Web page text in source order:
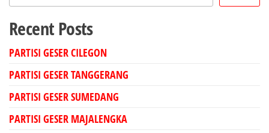
Recent Posts
PARTISI GESER CILEGON
PARTISI GESER TANGGERANG
PARTISI GESER SUMEDANG
PARTISI GESER MAJALENGKA